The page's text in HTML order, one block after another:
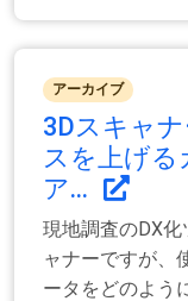
アーカイブ
3Dスキャ
スを上げる
ア...
現地調査のDX
ャナーですが、
ータをどのよう